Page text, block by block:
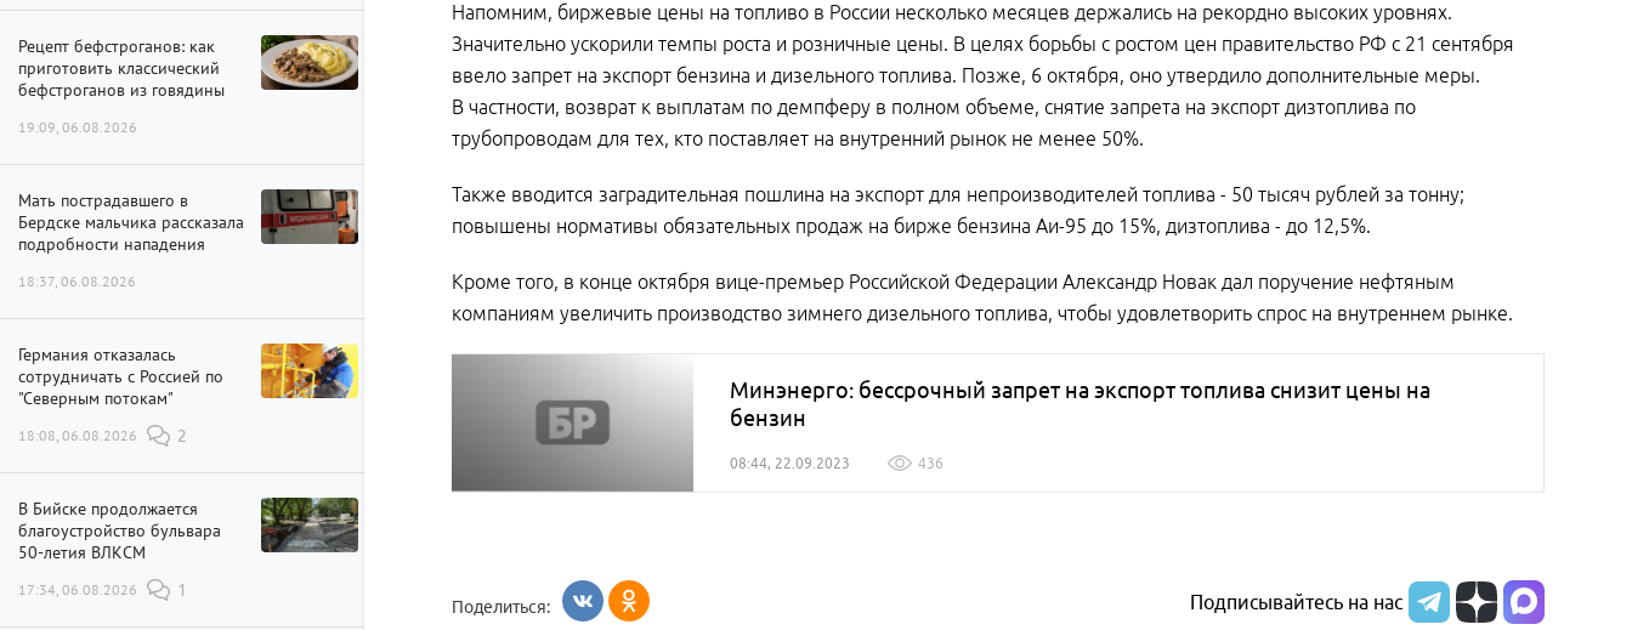
Рецепт бефстроганов: как
приготовить классический
бефстроганов из говядины
19:09, 06.08.2026
Мать пострадавшего в
Бердске мальчика рассказала
подробности нападения
18:37, 06.08.2026
Германия отказалась
сотрудничать с Россией по
"Северным потокам"
18:08, 06.08.2026 2
В Бийске продолжается
благоустройство бульвара
50-летия ВЛКСМ
17:34, 06.08.2026 1
Напомним, биржевые цены на топливо в России несколько месяцев держались на рекордно высоких уровнях.
Значительно ускорили темпы роста и розничные цены. В целях борьбы с ростом цен правительство РФ с 21 сентября
ввело запрет на экспорт бензина и дизельного топлива. Позже, 6 октября, оно утвердило дополнительные меры.
В частности, возврат к выплатам по демпферу в полном объеме, снятие запрета на экспорт дизтоплива по
трубопроводам для тех, кто поставляет на внутренний рынок не менее 50%.
Также вводится заградительная пошлина на экспорт для непроизводителей топлива - 50 тысяч рублей за тонну;
повышены нормативы обязательных продаж на бирже бензина Аи-95 до 15%, дизтоплива - до 12,5%.
Кроме того, в конце октября вице-премьер Российской Федерации Александр Новак дал поручение нефтяным
компаниям увеличить производство зимнего дизельного топлива, чтобы удовлетворить спрос на внутреннем рынке.
Минэнерго: бессрочный запрет на экспорт топлива снизит цены на
бензин
08:44, 22.09.2023 436
Поделиться: Подписывайтесь на нас